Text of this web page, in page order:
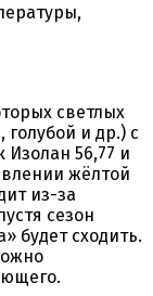
светлых
и др.) с
56,77 и
жёлтой
из-за
сезон
будет сходить.